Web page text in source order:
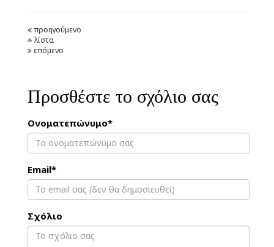
προηγούμενο
λίστα
επόμενο
Προσθέστε το σχόλιο σας
Ονοματεπώνυμο*
Email*
Σχόλιο